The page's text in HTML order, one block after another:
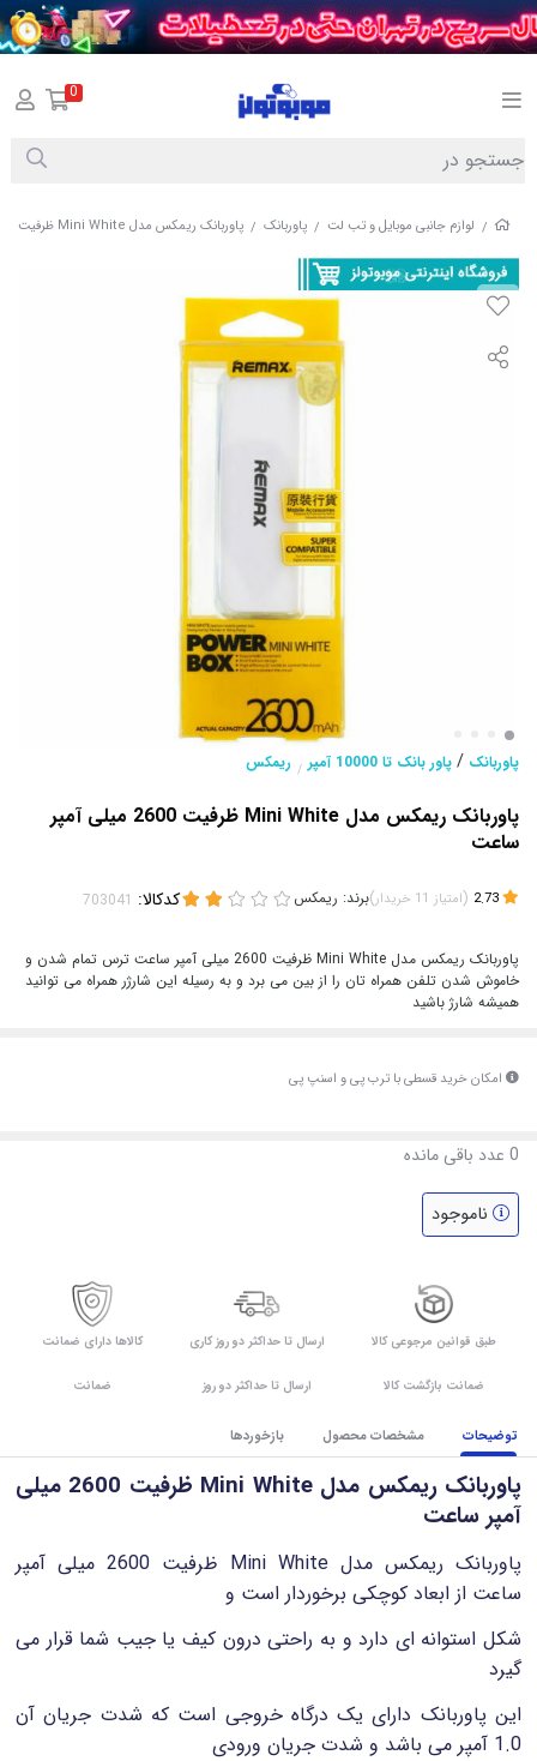
/ لوازم جانبی موبایل و تب لت / پاوربانک / پاوربانک ریمکس مدل Mini White ظرفیت 2600 میلی آمپر ساعت
پاوربانک / پاور بانک تا 10000 آمپر / ریمکس
پاوربانک ریمکس مدل Mini White ظرفیت 2600 میلی آمپر
ساعت
(امتیاز 11 خریدار)برند: ریمکس کدکالا:
پاوربانک ریمکس مدل Mini White ظرفیت 2600 میلی آمپر ساعت ترس تمام شدن و
خاموش شدن تلفن همراه تان را از بین می برد و به رسیله این شارژر همراه می توانید
همیشه شارژ باشید
امکان خرید قسطی با ترب پی و اسنپ پی
0 عدد باقی مانده
ناموجود
طبق قوانین مرجوعی کالا
ضمانت بازگشت کالا
ارسال تا حداکثر دو روز کاری
ارسال تا حداکثر دو روز
کالاها دارای ضمانت
ضمانت
توضیحات مشخصات محصول بازخوردها
پاوربانک ریمکس مدل Mini White ظرفیت 2600 میلی
آمپر ساعت
پاوربانک ریمکس مدل Mini White ظرفیت 2600 میلی آمپر
ساعت از ابعاد کوچکی برخوردار است و
شکل استوانه ای دارد و به راحتی درون کیف یا جیب شما قرار می
گیرد
این پاوربانک دارای یک درگاه خروجی است که شدت جریان آن
1.0 آمپر می باشد و شدت جریان ورودی
0